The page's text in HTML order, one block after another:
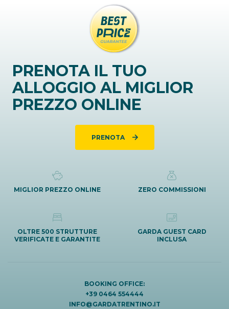
PRENOTA IL TUO
ALLOGGIO AL MIGLIOR
PREZZO ONLINE
PRENOTA
MIGLIOR PREZZO ONLINE ZERO COMMISSIONI
OLTRE 500 STRUTTURE
VERIFICATE E GARANTITE
GARDA GUEST CARD
INCLUSA
BOOKING OFFICE:
+39 0464 554444
INFO@GARDATRENTINO.IT